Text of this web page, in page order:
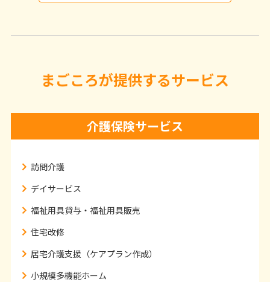
まごころが提供するサービス
介護保険サービス
訪問介護
デイサービス
福祉用具貸与・ 福祉用具販売
住宅改修
居宅介護支援（ケアプラン作成）
小規模多機能ホーム